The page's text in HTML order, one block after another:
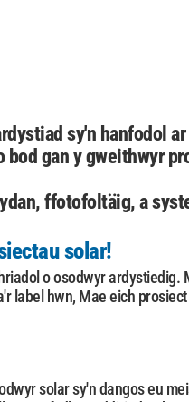
sy'n hanfodol
gan y gweithwyr
ffotofoltäig, a
solar!
o osodwyr
label hwn, Mae eich
solar sy'n dangos eu